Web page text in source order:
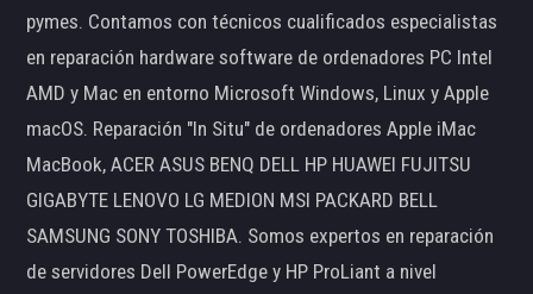
pymes. Contamos con técnicos cualificados especialistas
en reparación hardware software de ordenadores PC Intel
AMD y Mac en entorno Microsoft Windows, Linux y Apple
macOS. Reparación "In Situ" de ordenadores Apple iMac
MacBook, ACER ASUS BENQ DELL HP HUAWEI FUJITSU
GIGABYTE LENOVO LG MEDION MSI PACKARD BELL
SAMSUNG SONY TOSHIBA. Somos expertos en reparación
de servidores Dell PowerEdge y HP ProLiant a nivel